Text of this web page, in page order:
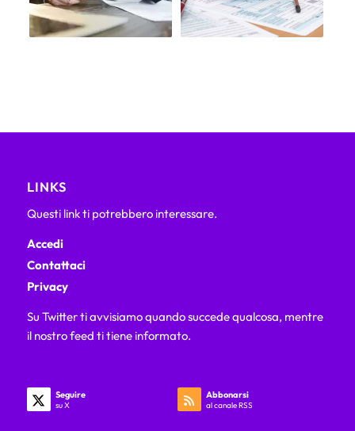
LINKS
Questi link ti potrebbero interessare.
Accedi
Contattaci
Privacy
Su Twitter ti avvisiamo quando succede qualcosa, mentre
il nostro feed ti tiene informato.
Seguire
su X
Abbonarsi
al canale RSS